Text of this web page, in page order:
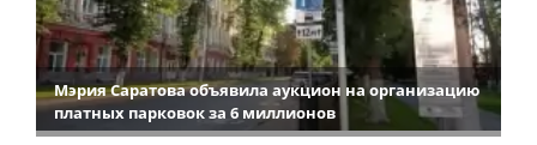
Мэрия Саратова объявила аукцион на организацию
платных парковок за 6 миллионов